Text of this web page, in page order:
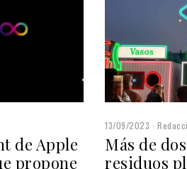
de Apple
propone
13/09/2023
Más de
residuos